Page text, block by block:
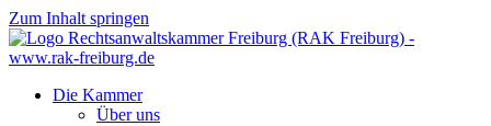
Zum Inhalt springen
Die Kammer
Über uns